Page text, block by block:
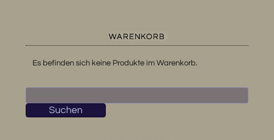
WARENKORB
Es befinden sich keine Produkte im Warenkorb.
nach: Suchen